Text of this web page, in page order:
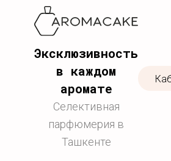
Эксклюзивность
в каждом
аромате
Селективная
парфюмерия в
Ташкенте